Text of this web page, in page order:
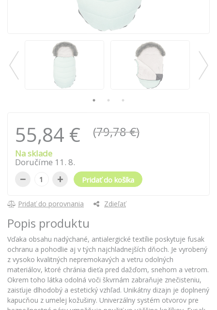
55,84 € (79,78 €)
Na sklade
Doručíme 11 . 8.
− + Pridať do košíka
Pridať do porovnania Zdieľať
Popis produktu
Vďaka obsahu nadýchané, antialergické textílie poskytuje fusak
ochranu a pohodlie aj v tých najchladnejších dňoch. Je vyrobený
z vysoko kvalitných nepremokavých a vetru odolných
materiálov, ktoré chránia dieťa pred dažďom, snehom a vetrom.
Okrem toho látka odolná voči škvrnám zabraňuje znečisteniu,
zaisťuje dlhodobý a estetický vzhľad. Unikátny dizajn je doplnený
kapucňou z umelej kožušiny. Univerzálny systém otvorov pre